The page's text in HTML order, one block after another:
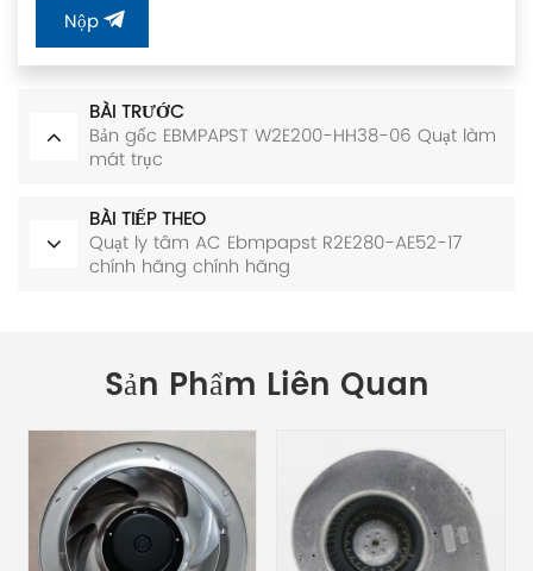
Nộp
BÀI TRƯỚC
Bản gốc EBMPAPST W2E200-HH38-06 Quạt làm
mát trục
BÀI TIẾP THEO
Quạt ly tâm AC Ebmpapst R2E280-AE52-17
chính hãng chính hãng
Sản Phẩm Liên Quan